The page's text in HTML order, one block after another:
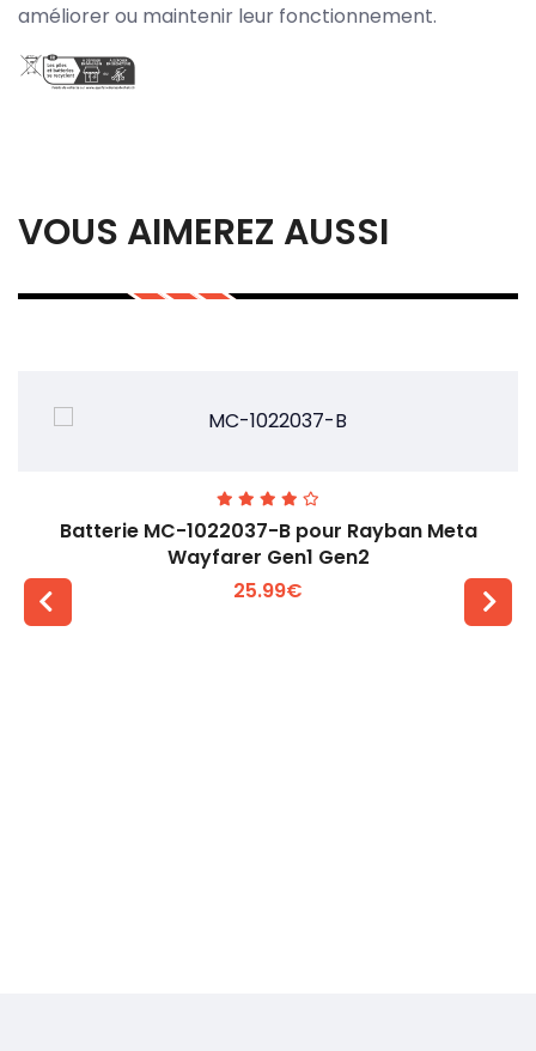
améliorer ou maintenir leur fonctionnement.
VOUS AIMEREZ AUSSI
Batterie MC-1022037-B pour Rayban Meta
Wayfarer Gen1 Gen2
25.99€